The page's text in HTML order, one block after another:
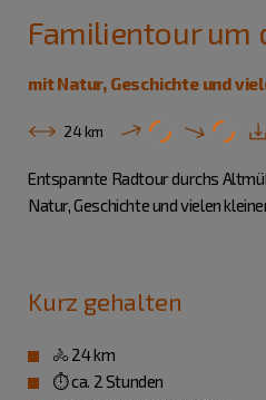
Familientour um
mit Natur, Geschichte und
24 km
Entspannte Radtour durchs
Natur, Geschichte und vielen
Kurz gehalten
🚴 24 km
⏱️ ca. 2 Stunden